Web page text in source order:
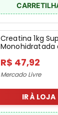
Creatina 1kg
Monohidratada
R$ 47,92
Mercado Livre
IR À LOJA